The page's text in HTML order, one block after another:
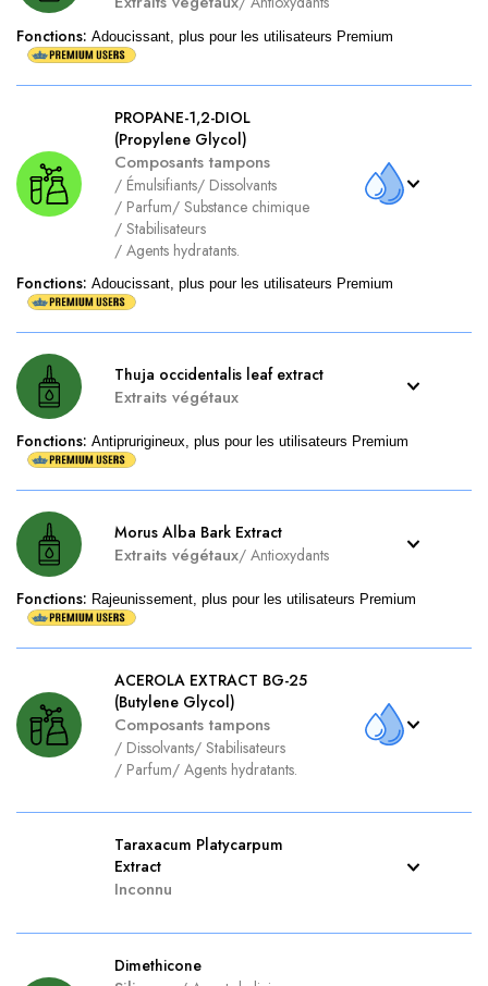
Fonctions: Adoucissant, plus pour les utilisateurs Premium
PROPANE-1,2-DIOL
(Propylene Glycol)
Composants tampons
/ Émulsifiants/ Dissolvants
/ Parfum/ Substance chimique
/ Stabilisateurs
/ Agents hydratants.
Fonctions: Adoucissant, plus pour les utilisateurs Premium
Thuja occidentalis leaf extract
Extraits végétaux
Fonctions: Antiprurigineux, plus pour les utilisateurs Premium
Morus Alba Bark Extract
Extraits végétaux/ Antioxydants
Fonctions: Rajeunissement, plus pour les utilisateurs Premium
ACEROLA EXTRACT BG-25
(Butylene Glycol)
Composants tampons
/ Dissolvants/ Stabilisateurs
/ Parfum/ Agents hydratants.
Taraxacum Platycarpum
Extract
Inconnu
Dimethicone